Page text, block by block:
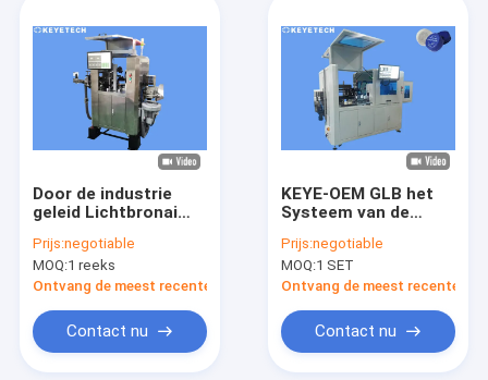
Door de industrie
geleid Lichtbronai
voor Plastic GLB-
Sluitingen
Prijs:negotiable
MOQ:1 reeks
Ontvang de meest recente Prijs
Contact nu
KEYE-OEM GLB het
Systeem van de
met
Counting&Reject-
Functie
Prijs:negotiable
MOQ:1 SET
Ontvang de meest recente
Contact nu